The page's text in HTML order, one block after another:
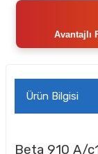
Avantajlı
Ürün Bilgisi
Beta 910 A/